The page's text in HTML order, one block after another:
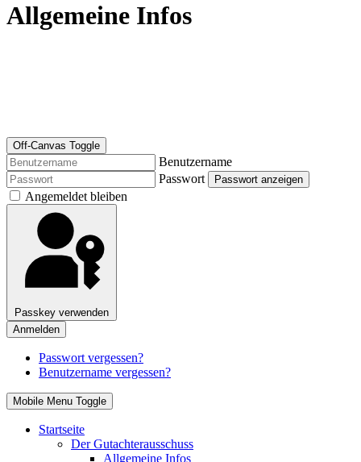
Allgemeine Infos
Off-Canvas Toggle
Benutzername
Passwort
Passwort anzeigen
Angemeldet bleiben
Passkey verwenden
Anmelden
Passwort vergessen?
Benutzername vergessen?
Mobile Menu Toggle
Startseite
Der Gutachterausschuss
Allgemeine Infos